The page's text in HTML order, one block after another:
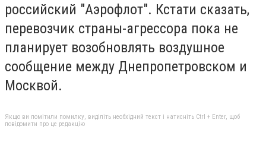
российский "Аэрофлот". Кстати сказать,
перевозчик страны-агрессора пока не
планирует возобновлять воздушное
сообщение между Днепропетровском и
Москвой.
Якщо ви помітили помилку, виділіть необхідний текст і натисніть Ctrl + Enter, щоб
повідомити про це редакцію